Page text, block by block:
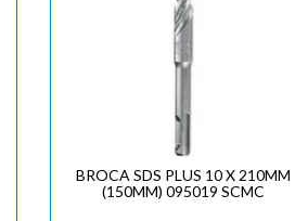
BROCA SDS PLUS 10 X 210MM
(150MM) 095019 SCMC